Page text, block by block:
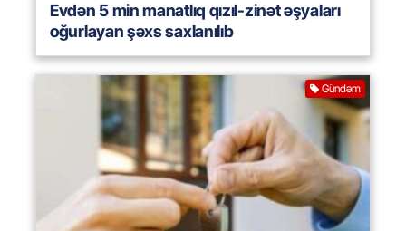
Evdən 5 min manatlıq qızıl-zinət əşyaları
oğurlayan şəxs saxlanılıb
Gündəm